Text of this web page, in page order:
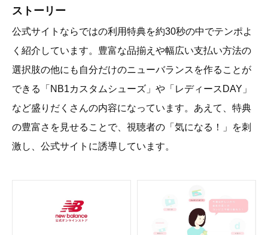
ストーリー
公式サイトならではの利用特典を約30秒の中でテンポよ
く紹介しています。豊富な品揃えや幅広い支払い方法の
選択肢の他にも自分だけのニューバランスを作ることが
できる「NB1カスタムシューズ」や「レディースDAY」
など盛りだくさんの内容になっています。あえて、特典
の豊富さを見せることで、視聴者の「気になる！」を刺
激し、公式サイトに誘導しています。